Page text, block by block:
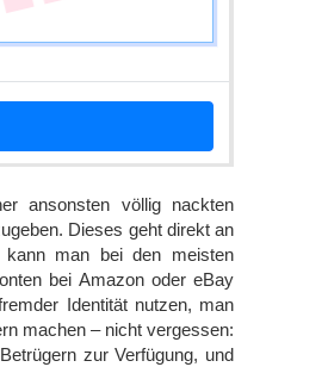
ansonsten völlig nackten
Dieses geht direkt an
man bei den meisten
bei Amazon oder eBay
Identität nutzen, man
machen – nicht vergessen:
zur Verfügung, und